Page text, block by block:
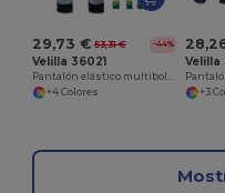
29,73 € 53,31 € -44%
Velilla 36021
+4 Colores
Velilla
+3